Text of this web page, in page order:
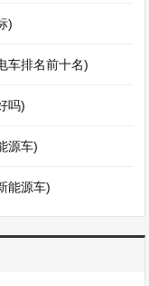
)
车排名前十名)
吗)
源车)
能源车)